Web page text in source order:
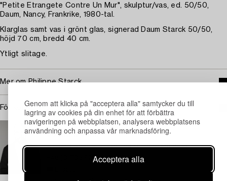
Genom att klicka på "acceptera alla" samtycker du till
lagring av cookies på din enhet för att förbättra
navigeringen på webbplatsen, analysera webbplatsens
användning och anpassa vår marknadsföring.
Acceptera alla
"Petite Etrangete Contre Un Mur", skulptur/vas, ed. 50/50,
Daum, Nancy, Frankrike, 1980-tal.
Klarglas samt vas i grönt glas, signerad Daum Starck 50/50,
höjd 70 cm, bredd 40 cm.
Ytligt slitage.
Mer om Philippe Starck
För konditionsrapport kontakta specialist
STOCKHOLM
Jonatan Jahn
Ansvarig specialist samtida och modern design
+46 (0)703 92 88 60